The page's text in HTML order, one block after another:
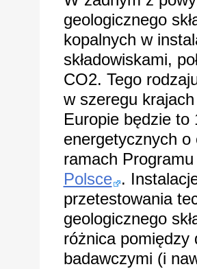
geologicznego
kopalnych w
składowiskami,
CO2. Tego
w szeregu
Europie będzie
energetycznych
ramach
Polsce .
przetestowania
geologicznego
różnica pomiędzy
badawczymi (i